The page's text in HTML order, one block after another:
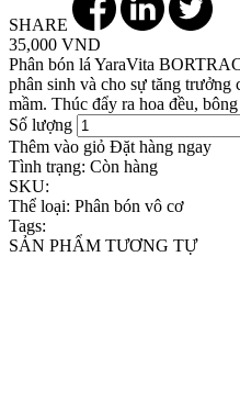
SHARE
35,000 VND
Phân bón lá YaraVita
phân sinh và cho sự tăng trưởng
mầm. Thúc đẩy ra hoa đều,
Số lượng
Thêm vào giỏ Đặt hàng ngay
Tình trạng: Còn hàng
SKU:
Thể loại: Phân bón vô cơ
Tags:
SẢN PHẨM TƯƠNG TỰ